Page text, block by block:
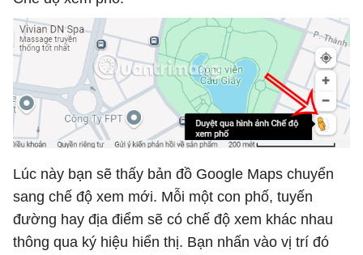
Lúc này bạn sẽ thấy bản đồ Google Maps chuyển
sang chế độ xem mới. Mỗi một con phố, tuyến
đường hay địa điểm sẽ có chế độ xem khác nhau
thông qua ký hiệu hiển thị. Bạn nhấn vào vị trí đó